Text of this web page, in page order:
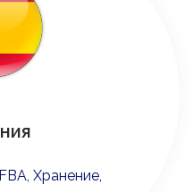
Хранение,